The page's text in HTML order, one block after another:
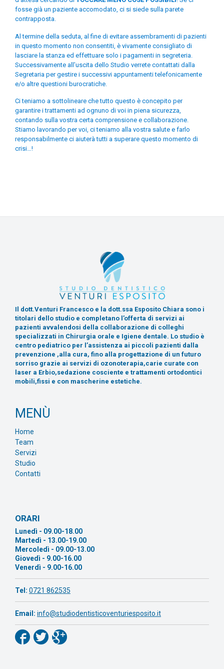
fosse già un paziente accomodato, ci si siede sulla parete
contrapposta.
Al termine della seduta, al fine di evitare assembramenti di pazienti
in questo momento non consentiti, è vivamente consigliato di
lasciare la stanza ed effettuare solo i pagamenti in segreteria.
Successivamente all’uscita dello Studio verrete contattati dalla
Segretaria per gestire i successivi appuntamenti telefonicamente
e/o altre questioni burocratiche.
Ci teniamo a sottolineare che tutto questo è concepito per
garantire i trattamenti ad ognuno di voi in piena sicurezza,
contando sulla vostra certa comprensione e collaborazione.
Stiamo lavorando per voi, ci teniamo alla vostra salute e farlo
responsabilmente ci aiuterà tutti a superare questo momento di
crisi…!
Il dott.Venturi Francesco e la dott.ssa Esposito Chiara sono i
titolari dello studio e completano l’offerta di servizi ai
pazienti avvalendosi della collaborazione di colleghi
specializzati in Chirurgia orale e Igiene dentale. Lo studio è
centro pediatrico per l’assistenza ai piccoli pazienti dalla
prevenzione ,alla cura, fino alla progettazione di un futuro
sorriso grazie ai servizi di ozonoterapia,carie curate con
laser a Erbio,sedazione cosciente e trattamenti ortodontici
mobili,fissi e con mascherine estetiche.
MENÙ
Home
Team
Servizi
Studio
Contatti
ORARI
Lunedì - 09.00-18.00
Martedì - 13.00-19.00
Mercoledì - 09.00-13.00
Giovedì - 9.00-16.00
Venerdì - 9.00-16.00
Tel: 0721 862535
Email: info@studiodentisticoventuriesposito.it
  